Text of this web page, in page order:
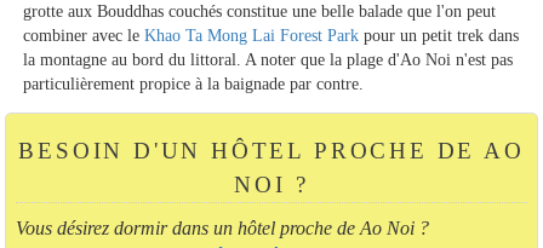
grotte aux Bouddhas couchés constitue une belle balade que l'on peut
combiner avec leKhao Ta Mong Lai Forest Park pour un petit trek dans
la montagne au bord du littoral. A noter que la plage d'Ao Noi n'est pas
particulièrement propice à la baignade par contre.
BESOIN D'UN HÔTEL PROCHE DE AO
NOI ?
Vous désirez dormir dans un hôtel proche de Ao Noi ?